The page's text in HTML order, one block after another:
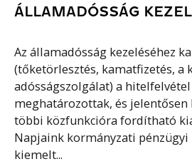
ÁLLAMADÓSSÁG
Az államadósság kezeléséhez
(tőketörlesztés, kamatfizetés, a
adósságszolgálat) a
meghatározottak, és jelentősen
többi közfunkcióra fordítható
Napjaink kormányzati
kiemelt...